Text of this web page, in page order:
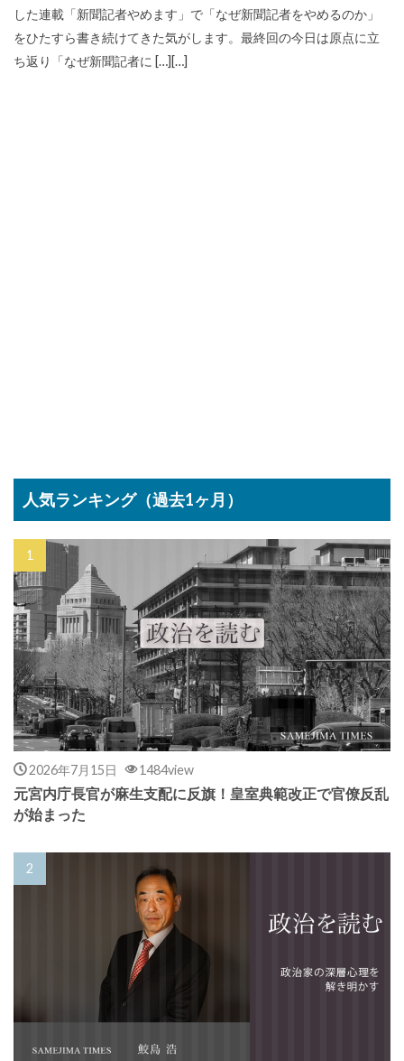
した連載「新聞記者やめます」で「なぜ新聞記者をやめるのか」
をひたすら書き続けてきた気がします。最終回の今日は原点に立
ち返り「なぜ新聞記者に […][…]
人気ランキング（過去1ヶ月）
2026年7月15日 1484view
元宮内庁長官が麻生支配に反旗！皇室典範改正で官僚反乱
が始まった